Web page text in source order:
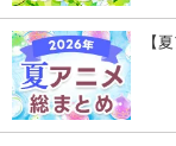
【